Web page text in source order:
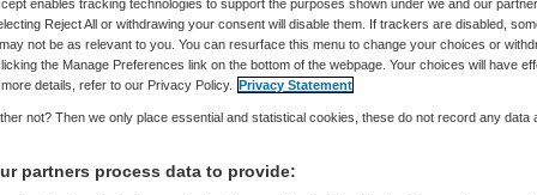
Skipr Redactie 28 augustus 2013,18:49 35 keer gelezen
geen maatregelen tegen nieuwe
enables tracking technologies to support the purposes shown under we and our
Reject All or withdrawing your consent will disable them. If trackers are disabled,
not be as relevant to you. You can resurface this menu to change your choices or
the Manage Preferences link on the bottom of the webpage. Your choices will have
details, refer to our Privacy Policy.
Privacy Statement
not? Then we only place essential and statistical cookies, these do not record any data
partners process data to provide: